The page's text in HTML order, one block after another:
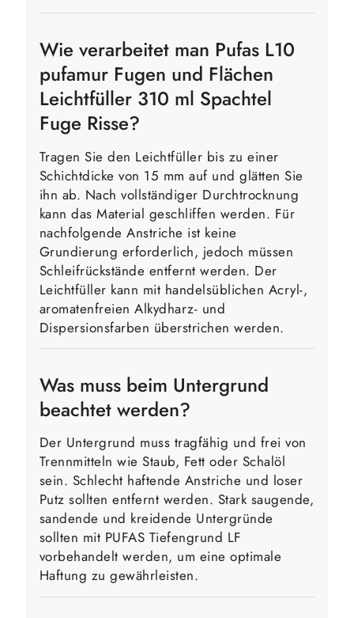
Wie verarbeitet man Pufas L10
pufamur Fugen und Flächen
Leichtfüller 310 ml Spachtel
Fuge Risse?
Tragen Sie den Leichtfüller bis zu einer
Schichtdicke von 15 mm auf und glätten Sie
ihn ab. Nach vollständiger Durchtrocknung
kann das Material geschliffen werden. Für
nachfolgende Anstriche ist keine
Grundierung erforderlich, jedoch müssen
Schleifrückstände entfernt werden. Der
Leichtfüller kann mit handelsüblichen Acryl-,
aromatenfreien Alkydharz- und
Dispersionsfarben überstrichen werden.
Was muss beim Untergrund
beachtet werden?
Der Untergrund muss tragfähig und frei von
Trennmitteln wie Staub, Fett oder Schalöl
sein. Schlecht haftende Anstriche und loser
Putz sollten entfernt werden. Stark saugende,
sandende und kreidende Untergründe
sollten mit PUFAS Tiefengrund LF
vorbehandelt werden, um eine optimale
Haftung zu gewährleisten.